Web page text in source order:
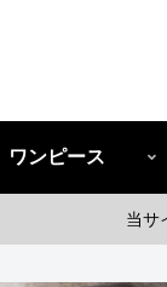
ワンピース
当サ